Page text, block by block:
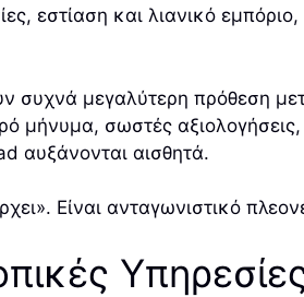
εστίαση και λιανικό
συχνά μεγαλύτερη πρόθεση
σωστές αξιολογήσεις,
αυξάνονται αισθητά.
Είναι ανταγωνιστικό